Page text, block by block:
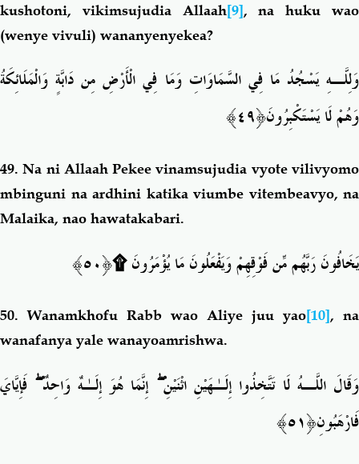
kushotoni, vikimsujudia Allaah[9], na huku wao
(wenye vivuli) wananyenyekea?
وَلِلَّـهِ يَسْجُدُ مَا فِي السَّمَاوَاتِ وَمَا فِي الْأَرْضِ مِن دَابَّةٍ وَالْمَلَائِكَةُ
وَهُمْ لَا يَسْتَكْبِرُونَ﴿٤٩﴾
49.Na ni Allaah Pekee vinamsujudia vyote vilivyomo
mbinguni na ardhini katika viumbe vitembeavyo, na
Malaika, nao hawatakabari.
يَخَافُونَ رَبَّهُم مِّن فَوْقِهِمْ وَيَفْعَلُونَ مَا يُؤْمَرُونَ ۩﴿٥٠﴾
50.Wanamkhofu Rabb wao Aliye juu yao[10], na
wanafanya yale wanayoamrishwa.
وَقَالَ اللَّـهُ لَا تَتَّخِذُوا إِلَـٰهَيْنِ اثْنَيْنِۖ إِنَّمَا هُوَ إِلَـٰهٌ وَاحِدٌۖ فَإِيَّايَ
فَارْهَبُونِ﴿٥١﴾